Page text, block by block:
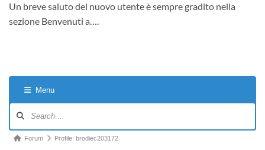
Un breve saluto del nuovo utente è sempre gradito nella
sezione Benvenuti a….
Menu
Navigation
ForumForum Profile: brodiec203172